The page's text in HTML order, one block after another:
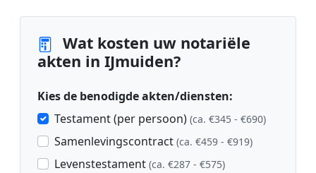
Wat kosten uw notariële
akten in IJmuiden?
Kies de benodigde akten/diensten:
Testament (per persoon) (ca. €345 - €690)
Samenlevingscontract (ca. €459 - €919)
Levenstestament (ca. €287 - €575)